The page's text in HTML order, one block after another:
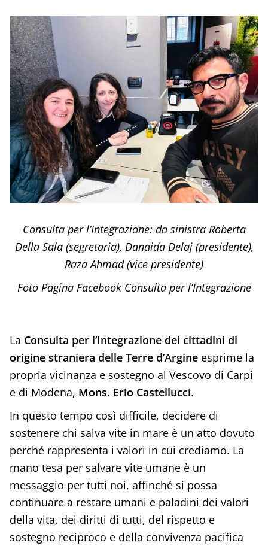
Consulta per l’Integrazione: da sinistra Roberta
Della Sala (segretaria), Danaida Delaj (presidente),
Raza Ahmad (vice presidente)
Foto Pagina Facebook Consulta per l’Integrazione
La Consulta per l’Integrazione dei cittadini di
origine straniera delle Terre d’Argineesprime la
propria vicinanza e sostegno al Vescovo di Carpi
e di Modena, Mons. Erio Castellucci.
In questo tempo così difficile, decidere di
sostenere chi salva vite in mare è un atto dovuto
perché rappresenta i valori in cui crediamo. La
mano tesa per salvare vite umane è un
messaggio per tutti noi, affinché si possa
continuare a restare umani e paladini dei valori
della vita, dei diritti di tutti, del rispetto e
sostegno reciproco e della convivenza pacifica